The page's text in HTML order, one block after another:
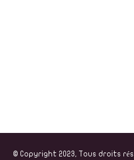
© Copyright 2023, Tous droits